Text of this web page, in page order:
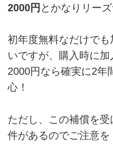
2000円 とかなりリーズ
初年度無料なだけで
いですが、購入時に加
2000円なら確実に2年
心！
ただし、この補償を
件があるのでご注意を